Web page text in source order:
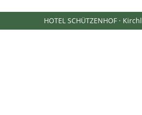
HOTEL SCHÜTZENHOF ·